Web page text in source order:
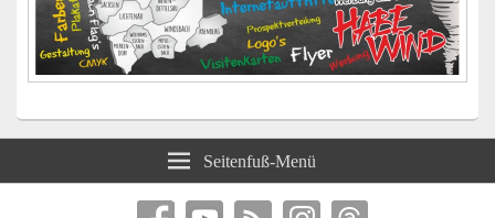
Seitenfuß-Menü